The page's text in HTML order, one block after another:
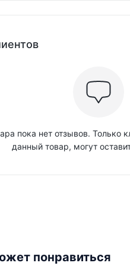
пока нет отзывов. Только
данный товар, могут
понравиться